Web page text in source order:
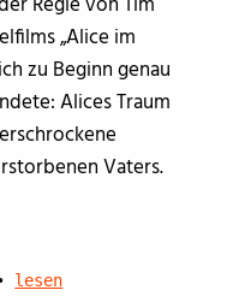
„Alice im
zu Beginn genau
Alices Traum
Vaters.
lesen